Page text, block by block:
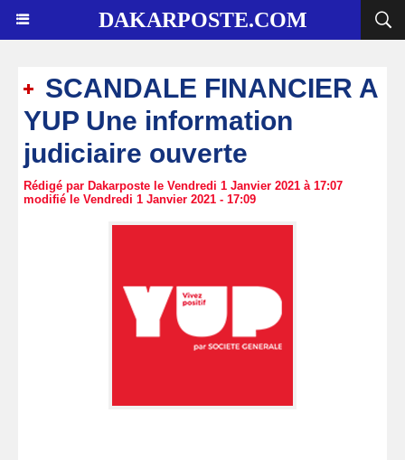
DAKARPOSTE.COM
SCANDALE FINANCIER A
YUP Une information
judiciaire ouverte
Rédigé par Dakarposte le Vendredi 1 Janvier 2021 à 17:07
modifié le Vendredi 1 Janvier 2021 - 17:09